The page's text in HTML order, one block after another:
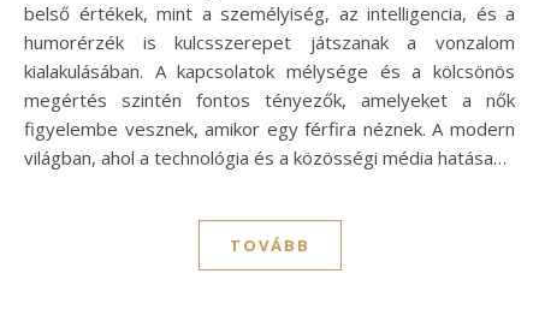
belső értékek, mint a személyiség, az intelligencia, és a
humorérzék is kulcsszerepet játszanak a vonzalom
kialakulásában. A kapcsolatok mélysége és a kölcsönös
megértés szintén fontos tényezők, amelyeket a nők
figyelembe vesznek, amikor egy férfira néznek. A modern
világban, ahol a technológia és a közösségi média hatása…
TOVÁBB